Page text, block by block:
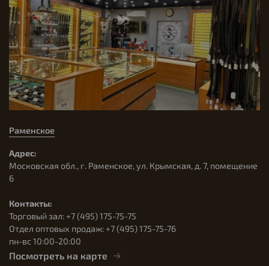
Раменское
Адрес:
Московская обл., г. Раменское, ул. Крымская, д. 7, помещение
6
Контакты:
Торговый зал: +7 (495) 175-75-75
Отдел оптовых продаж: +7 (495) 175-75-76
пн-вс 10:00-20:00
Посмотреть на карте